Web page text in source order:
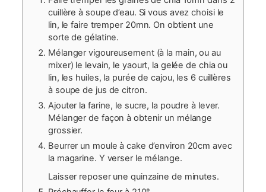
cuillère à soupe d’eau. Si vous avez choisi le
lin, le faire tremper 20mn. On obtient une
sorte de gélatine.
Mélanger vigoureusement (à la main, ou au
mixer) le levain, le yaourt, la gelée de chia ou
lin, les huiles, la purée de cajou, les 6 cuillères
à soupe de jus de citron.
Ajouter la farine, le sucre, la poudre à lever.
Mélanger de façon à obtenir un mélange
grossier.
Beurrer un moule à cake d’environ 20cm avec
la magarine. Y verser le mélange.
Laisser reposer une quinzaine de minutes.